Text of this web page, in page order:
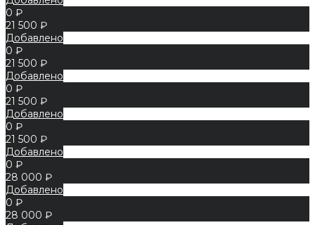
0 ₽
21 500 ₽
Добавлено
0 ₽
21 500 ₽
Добавлено
0 ₽
21 500 ₽
Добавлено
0 ₽
21 500 ₽
Добавлено
0 ₽
28 000 ₽
Добавлено
0 ₽
28 000 ₽